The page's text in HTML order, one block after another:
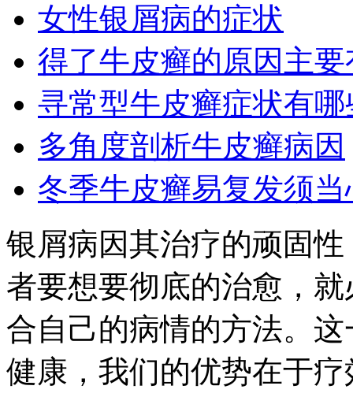
女性银屑病的症状
得了牛皮癣的原因主要
寻常型牛皮癣症状有哪
多角度剖析牛皮癣病因
冬季牛皮癣易复发须当
银屑病因其治疗的顽固性
者要想要彻底的治愈，
合自己的病情的方法。
健康，我们的优势在于疗